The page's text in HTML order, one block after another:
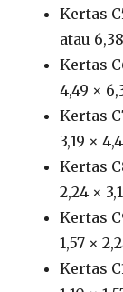
Kertas
atau
Kertas
4,49 ×
Kertas
3,19 ×
Kertas
2,24 ×
Kertas
1,57 ×
Kertas